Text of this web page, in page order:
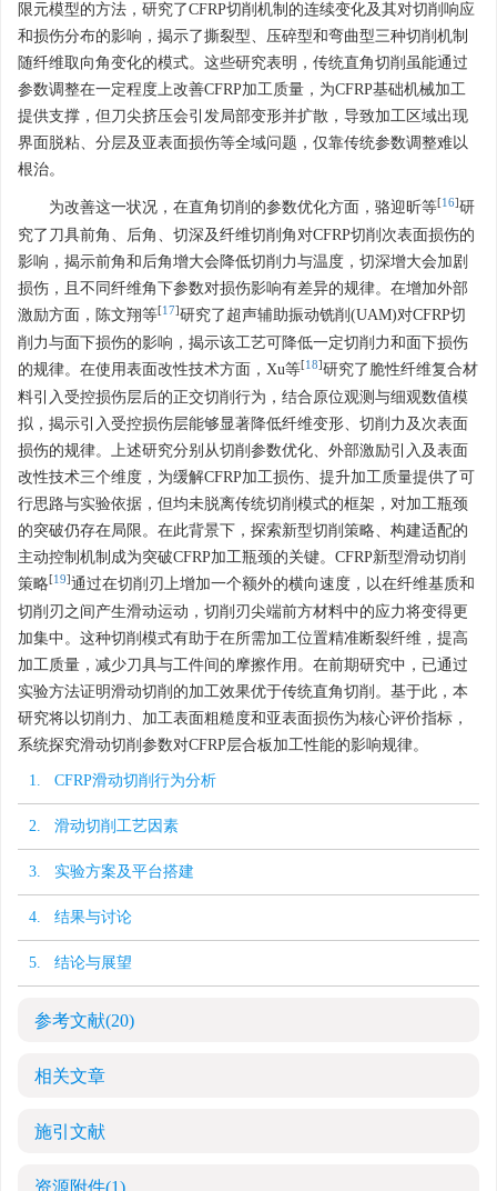
限元模型的方法，研究了CFRP切削机制的连续变化及其对切削响应
和损伤分布的影响，揭示了撕裂型、压碎型和弯曲型三种切削机制
随纤维取向角变化的模式。这些研究表明，传统直角切削虽能通过
参数调整在一定程度上改善CFRP加工质量，为CFRP基础机械加工
提供支撑，但刀尖挤压会引发局部变形并扩散，导致加工区域出现
界面脱粘、分层及亚表面损伤等全域问题，仅靠传统参数调整难以
根治。
为改善这一状况，在直角切削的参数优化方面，骆迎昕等[16]研
究了刀具前角、后角、切深及纤维切削角对CFRP切削次表面损伤的
影响，揭示前角和后角增大会降低切削力与温度，切深增大会加剧
损伤，且不同纤维角下参数对损伤影响有差异的规律。在增加外部
激励方面，陈文翔等[17]研究了超声辅助振动铣削(UAM)对CFRP切
削力与面下损伤的影响，揭示该工艺可降低一定切削力和面下损伤
的规律。在使用表面改性技术方面，Xu等[18]研究了脆性纤维复合材
料引入受控损伤层后的正交切削行为，结合原位观测与细观数值模
拟，揭示引入受控损伤层能够显著降低纤维变形、切削力及次表面
损伤的规律。上述研究分别从切削参数优化、外部激励引入及表面
改性技术三个维度，为缓解CFRP加工损伤、提升加工质量提供了可
行思路与实验依据，但均未脱离传统切削模式的框架，对加工瓶颈
的突破仍存在局限。在此背景下，探索新型切削策略、构建适配的
主动控制机制成为突破CFRP加工瓶颈的关键。CFRP新型滑动切削
策略[19]通过在切削刃上增加一个额外的横向速度，以在纤维基质和
切削刃之间产生滑动运动，切削刃尖端前方材料中的应力将变得更
加集中。这种切削模式有助于在所需加工位置精准断裂纤维，提高
加工质量，减少刀具与工件间的摩擦作用。在前期研究中，已通过
实验方法证明滑动切削的加工效果优于传统直角切削。基于此，本
研究将以切削力、加工表面粗糙度和亚表面损伤为核心评价指标，
系统探究滑动切削参数对CFRP层合板加工性能的影响规律。
1. CFRP滑动切削行为分析
2. 滑动切削工艺因素
3. 实验方案及平台搭建
4. 结果与讨论
5. 结论与展望
参考文献(20)
相关文章
施引文献
资源附件(1)